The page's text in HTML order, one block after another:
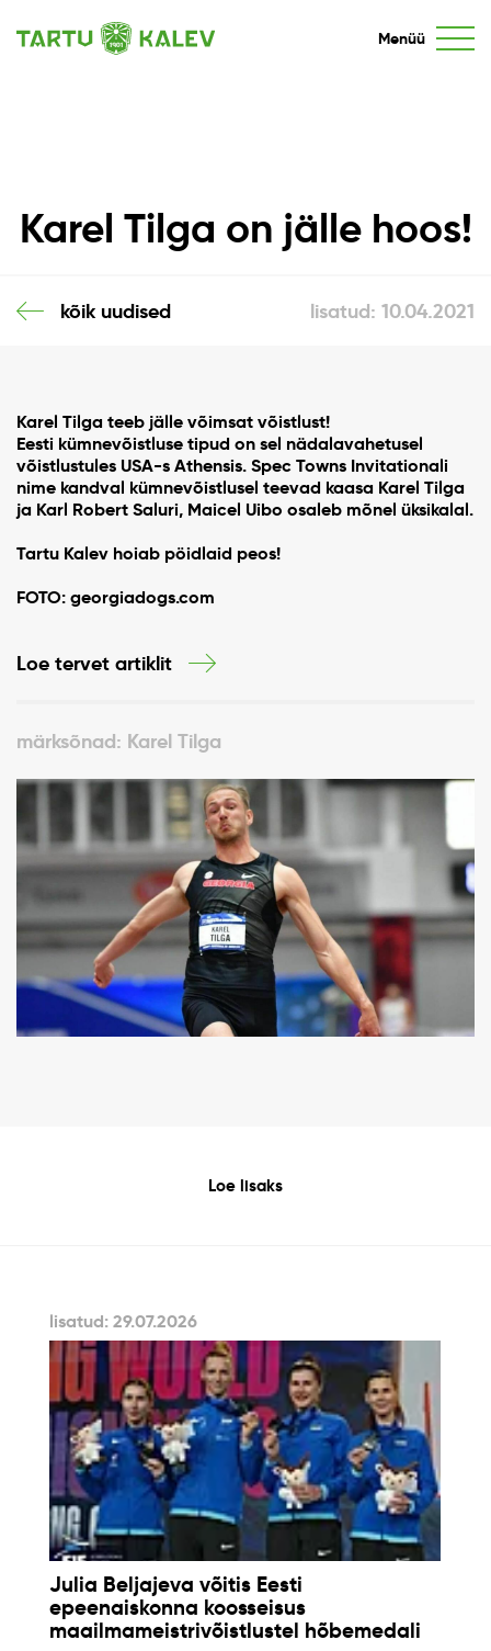
Menüü
Karel Tilga on jälle hoos!
kõik uudised lisatud: 10.04.2021
Karel Tilga teeb jälle võimsat võistlust!
Eesti kümnevõistluse tipud on sel nädalavahetusel
võistlustules USA-s Athensis. Spec Towns Invitationali
nime kandval kümnevõistlusel teevad kaasa Karel Tilga
ja Karl Robert Saluri, Maicel Uibo osaleb mõnel üksikalal.
Tartu Kalev hoiab pöidlaid peos!
FOTO: georgiadogs.com
Loe tervet artiklit
märksõnad: Karel Tilga
Loe lisaks
lisatud: 29.07.2026
Julia Beljajeva võitis Eesti
epeenaiskonna koosseisus
maailmameistrivõistlustel hõbemedali